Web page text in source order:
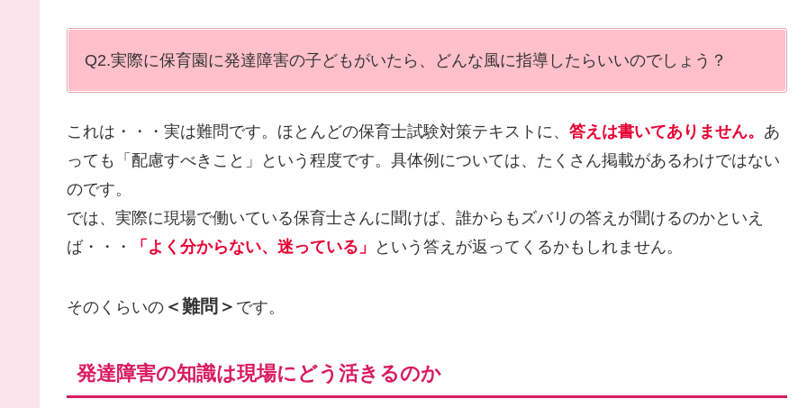
Q2.実際に保育園に発達障害の子どもがいたら、どんな風に指導したらいいのでしょう？
これは・・・実は難問です。ほとんどの保育士試験対策テキストに、 答えは書いてありません。 あ
っても「配慮すべきこと」という程度です。具体例については、たくさん掲載があるわけではない
のです。
では、実際に現場で働いている保育士さんに聞けば、誰からもズバリの答えが聞けるのかといえ
ば・・・
「よく分からない、迷っている」 という答えが返ってくるかもしれません。
そのくらいの ＜難問＞ です。
発達障害の知識は現場にどう活きるのか